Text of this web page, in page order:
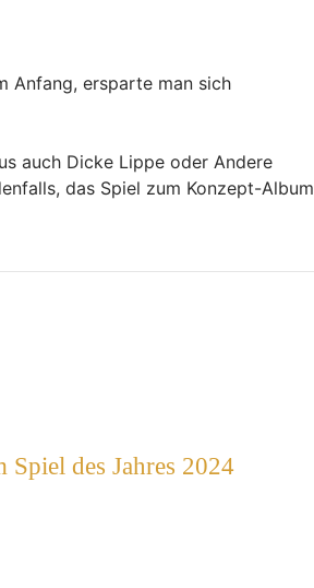
Anfang, ersparte man sich
auch Dicke Lippe oder Andere
das Spiel zum Konzept-Album
Spiel des Jahres 2024